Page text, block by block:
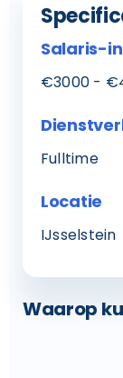
Salaris-
€3000 -
Fulltime
Locatie
IJsselstein
Waarop